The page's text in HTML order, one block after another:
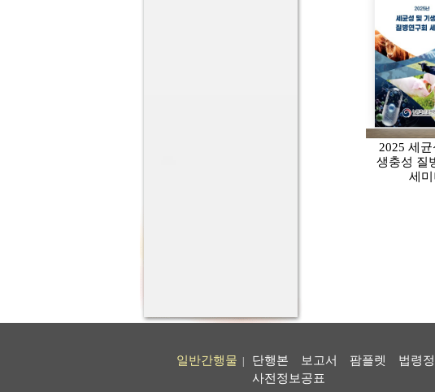
2025 세균
생충성 질
세
일반간행물 단행본 보고서 팜플렛
법령
사전정보공표